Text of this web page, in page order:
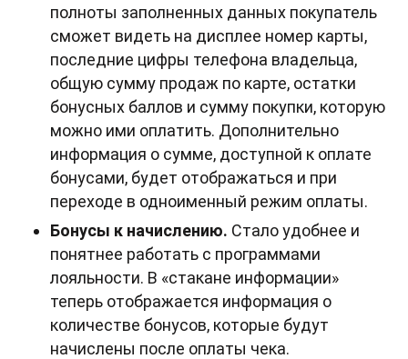
полноты заполненных данных покупатель
сможет видеть на дисплее номер карты,
последние цифры телефона владельца,
общую сумму продаж по карте, остатки
бонусных баллов и сумму покупки, которую
можно ими оплатить. Дополнительно
информация о сумме, доступной к оплате
бонусами, будет отображаться и при
переходе в одноименный режим оплаты.
Бонусы к начислению. Стало удобнее и
понятнее работать с программами
лояльности. В «стакане информации»
теперь отображается информация о
количестве бонусов, которые будут
начислены после оплаты чека.